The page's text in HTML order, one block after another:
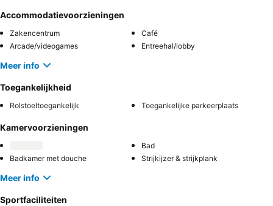
Accommodatievoorzieningen
Zakencentrum
Café
Arcade/videogames
Entreehal/lobby
Meer info
Toegankelijkheid
Rolstoeltoegankelijk Toegankelijke parkeerplaats
Kamervoorzieningen
Bad
Badkamer met douche
Strijkijzer & strijkplank
Meer info
Sportfaciliteiten